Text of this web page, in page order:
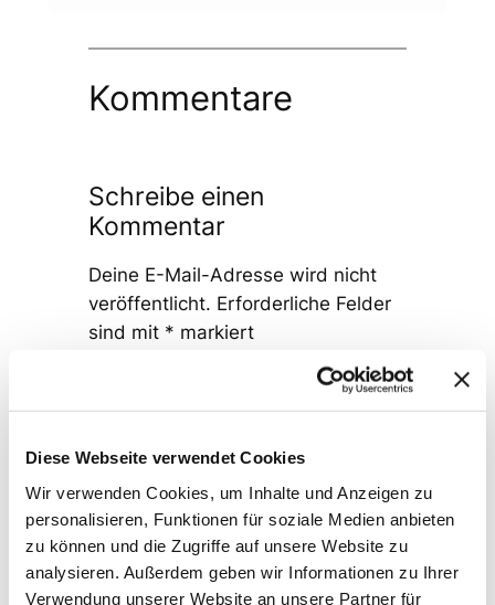
Diese Webseite verwendet Cookies
Wir verwenden Cookies, um Inhalte und Anzeigen zu
personalisieren, Funktionen für soziale Medien anbieten
zu können und die Zugriffe auf unsere Website zu
analysieren. Außerdem geben wir Informationen zu Ihrer
Verwendung unserer Website an unsere Partner für
Kommentare
Schreibe einen
Kommentar
Deine E-Mail-Adresse wird nicht
veröffentlicht. Erforderliche Felder
sind mit * markiert
Name*